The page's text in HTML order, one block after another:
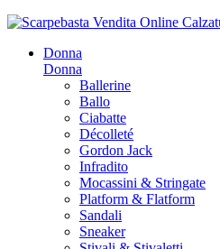
Donna
Donna
Ballerine
Ballo
Ciabatte
Décolleté
Gordon Jack
Infradito
Mocassini & Stringate
Platform & Flatform
Sandali
Sneaker